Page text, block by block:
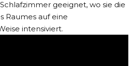
geeignet, wo sie die
Raumes auf eine
intensiviert.